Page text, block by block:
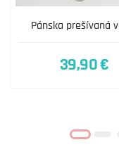
Pánska prešívaná
39,90 €